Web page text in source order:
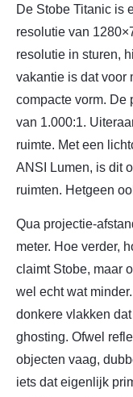
De Stobe Titanic is
resolutie van
resolutie in sturen,
vakantie is dat voor
compacte vorm. De
van 1.000:1.
ruimte. Met een
ANSI Lumen, is dit
ruimten. Hetgeen
Qua projectie-
meter. Hoe verder,
claimt Stobe, maar
wel echt wat
donkere vlakken
ghosting. Ofwel
objecten vaag,
iets dat eigenlijk